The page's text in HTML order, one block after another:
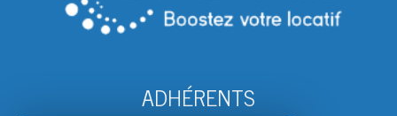
ADHÉRENTS